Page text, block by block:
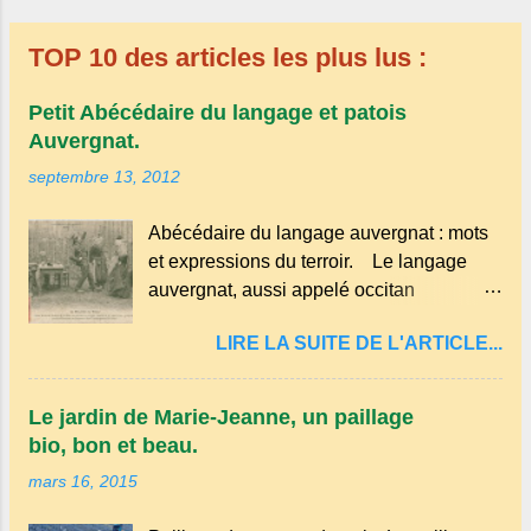
position, mais comme on chante en
Auvergnat ...! Le quai de départ reste
retrouver les joies et l'ivresse de la
Michel, Regards et Vie d'Auvergne.
Le blog de ceux qui aiment l'Auvergne, et
de ceux qui ne la connaissent pas.
TOP 10 des articles les plus lus :
Petit Abécédaire du langage et patois
Auvergnat.
septembre 13, 2012
Abécédaire du langage auvergnat : mots
et expressions du terroir. Le langage
auvergnat, aussi appelé occitan
parlé principalement en Auvergne et dans
certaines parties du Massif central . Il
romanes et est classé parmi les dialectes
LIRE LA SUITE DE L'ARTICLE...
Le jardin de Marie-Jeanne, un paillage
bio, bon et beau.
mars 16, 2015